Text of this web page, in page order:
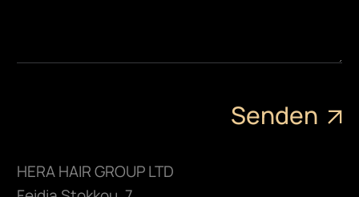
HERA HAIR GROUP LTD